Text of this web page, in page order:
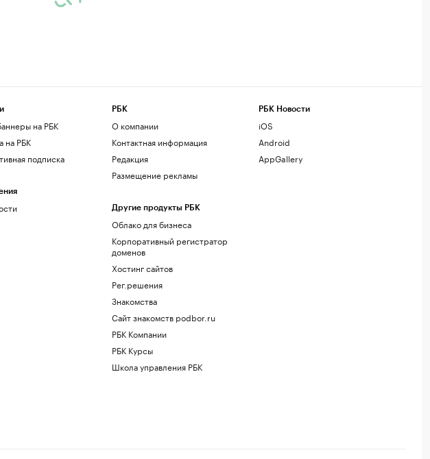
на РБК
на РБК
подписка
РБК
О компании
Контактная информация
Редакция
Размещение рекламы
Другие продукты РБК
Облако для бизнеса
Корпоративный регистратор
доменов
Хостинг сайтов
Рег.решения
Знакомства
Сайт знакомств podbor.ru
РБК Компании
РБК Курсы
Школа управления РБК
РБК Новости
iOS
Android
AppGallery